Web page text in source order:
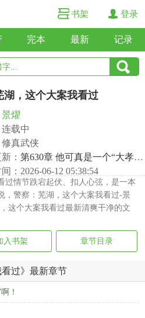
书架 登录
完本 最新 记录
湖，这个大案我看过
景燿
载中
真武侠
： 第630章 他可真是一个“大孝子”啊！
：2026-06-12 05:38:54
过情节跌宕起伏、扣人心弦，是一本
，警察：芜湖，这个大案我看过-景
这个大案我看过最新清爽干净的文
入书架 章节目录
看过》最新章节
！